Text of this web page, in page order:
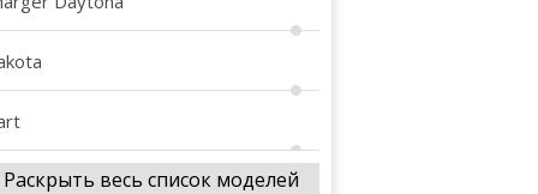
Раскрыть весь список моделей